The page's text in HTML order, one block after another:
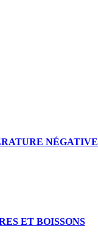
NÉGATIVE
ET BOISSONS